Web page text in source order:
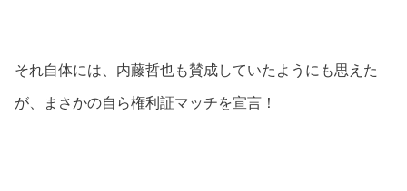
それ自体には、内藤哲也も賛成していたようにも思えた
が、まさかの自ら権利証マッチを宣言！